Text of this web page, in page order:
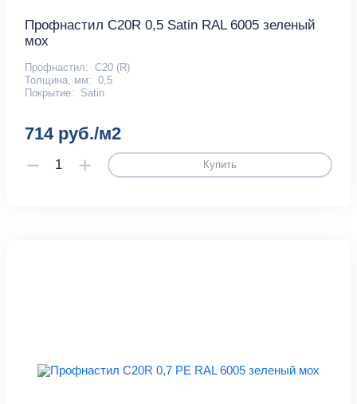
Профнастил С20R 0,5 Satin RAL 6005 зеленый
мох
Профнастил: С20 (R)
Толщина, мм: 0,5
Покрытие:
Satin
714 руб./м2
Купить